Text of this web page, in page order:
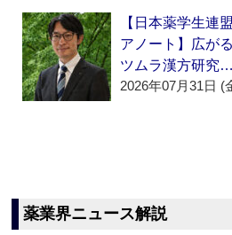
【日本薬学生連
アノート】広が
ツムラ漢方研究…
2026年07月31日 (
薬業界ニュース解説